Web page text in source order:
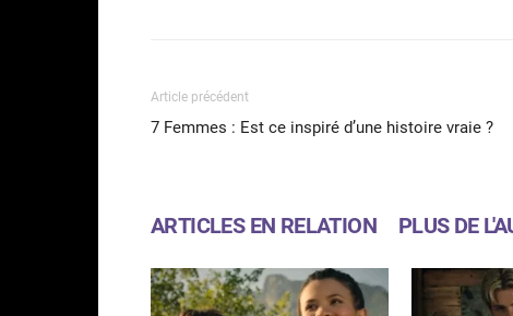
Article précédent
7 Femmes : Est ce inspiré d’une histoire vraie ?
ARTICLES EN RELATION PLUS DE